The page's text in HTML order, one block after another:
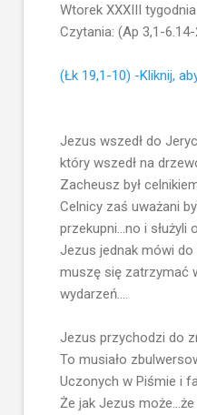
Wtorek XXXIII
Czytania: (Ap 3,1-
(Łk 19,1-10) -Kliknij,
Jezus wszedł do
który wszedł na
Zacheusz był
Celnicy zaś uważani
przekupni...no i służyli
Jezus jednak mówi
muszę się zatrzymać
wydarzeń....
Jezus przychodzi do
To musiało
Uczonych w Piśmie i
Że jak Jezus